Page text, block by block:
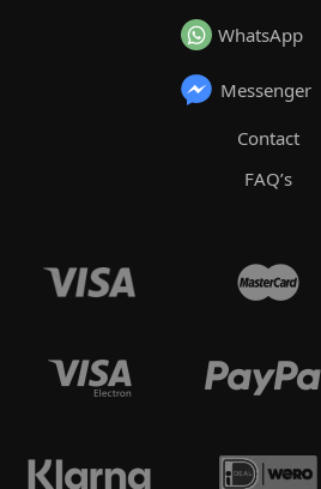
WhatsApp
Messenger
Contact
FAQ’s